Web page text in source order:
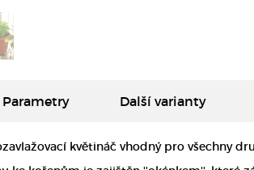
Parametry Další varianty
květináč vhodný pro všechny